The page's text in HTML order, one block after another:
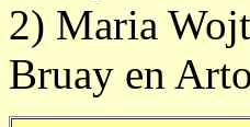
2) Maria
Bruay en